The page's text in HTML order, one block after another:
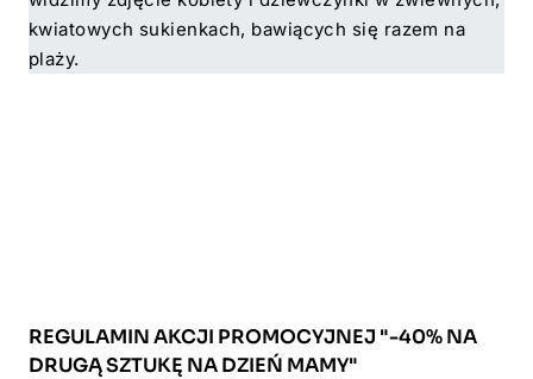
REGULAMIN AKCJI PROMOCYJNEJ "-40% NA
DRUGĄ SZTUKĘ NA DZIEŃ MAMY"